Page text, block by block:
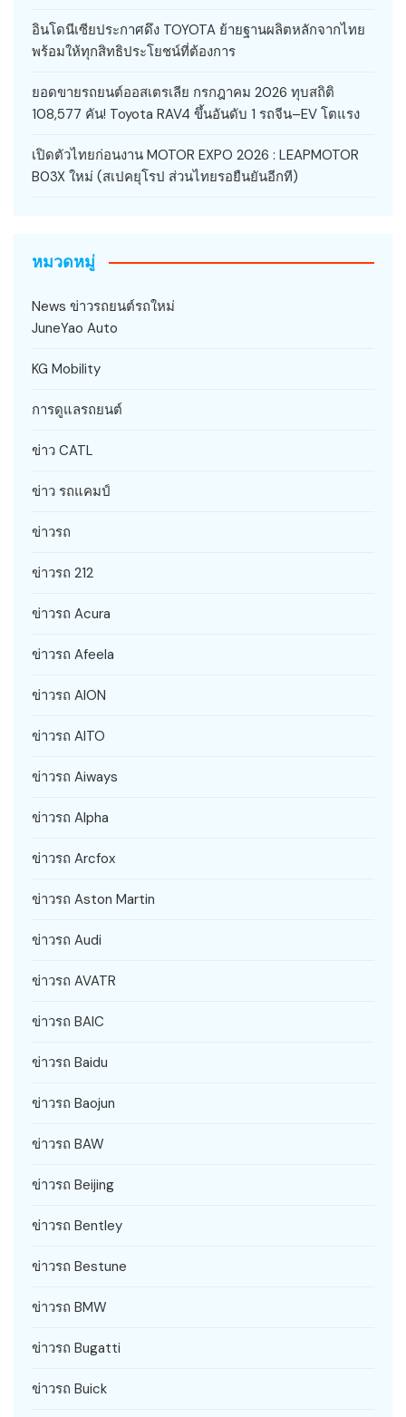
อินโดนีเซียประกาศดึง TOYOTA ย้ายฐานผลิตหลักจากไทย
พร้อมให้ทุกสิทธิประโยชน์ที่ต้องการ
ยอดขายรถยนต์ออสเตรเลีย กรกฎาคม 2026 ทุบสถิติ
108,577 คัน! Toyota RAV4 ขึ้นอันดับ 1 รถจีน–EV โตแรง
เปิดตัวไทยก่อนงาน MOTOR EXPO 2026 : LEAPMOTOR
B03X ใหม่ (สเปคยุโรป ส่วนไทยรอยืนยันอีกที)
หมวดหมู่
News ข่าวรถยนต์รถใหม่
JuneYao Auto
KG Mobility
การดูแลรถยนต์
ข่าว CATL
ข่าว รถแคมป์
ข่าวรถ
ข่าวรถ 212
ข่าวรถ Acura
ข่าวรถ Afeela
ข่าวรถ AION
ข่าวรถ AITO
ข่าวรถ Aiways
ข่าวรถ Alpha
ข่าวรถ Arcfox
ข่าวรถ Aston Martin
ข่าวรถ Audi
ข่าวรถ AVATR
ข่าวรถ BAIC
ข่าวรถ Baidu
ข่าวรถ Baojun
ข่าวรถ BAW
ข่าวรถ Beijing
ข่าวรถ Bentley
ข่าวรถ Bestune
ข่าวรถ BMW
ข่าวรถ Bugatti
ข่าวรถ Buick